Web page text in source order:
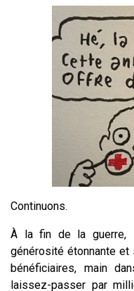
Continuons.
À la fin de la guerre,
générosité étonnante et
bénéficiaires, main
laissez-passer par